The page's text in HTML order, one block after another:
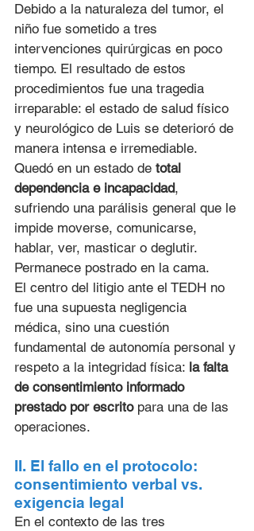
Debido a la naturaleza del tumor, el
niño fue sometido a tres
intervenciones quirúrgicas en poco
tiempo. El resultado de estos
procedimientos fue una tragedia
irreparable: el estado de salud físico
y neurológico de Luis se deterioró de
manera intensa e irremediable.
Quedó en un estado de total
dependencia e incapacidad,
sufriendo una parálisis general que le
impide moverse, comunicarse,
hablar, ver, masticar o deglutir.
Permanece postrado en la cama.
El centro del litigio ante el TEDH no
fue una supuesta negligencia
médica, sino una cuestión
fundamental de autonomía personal y
respeto a la integridad física: la falta
de consentimiento informado
prestado por escrito para una de las
operaciones.
II. El fallo en el protocolo:
consentimiento verbal vs.
exigencia legal
En el contexto de las tres